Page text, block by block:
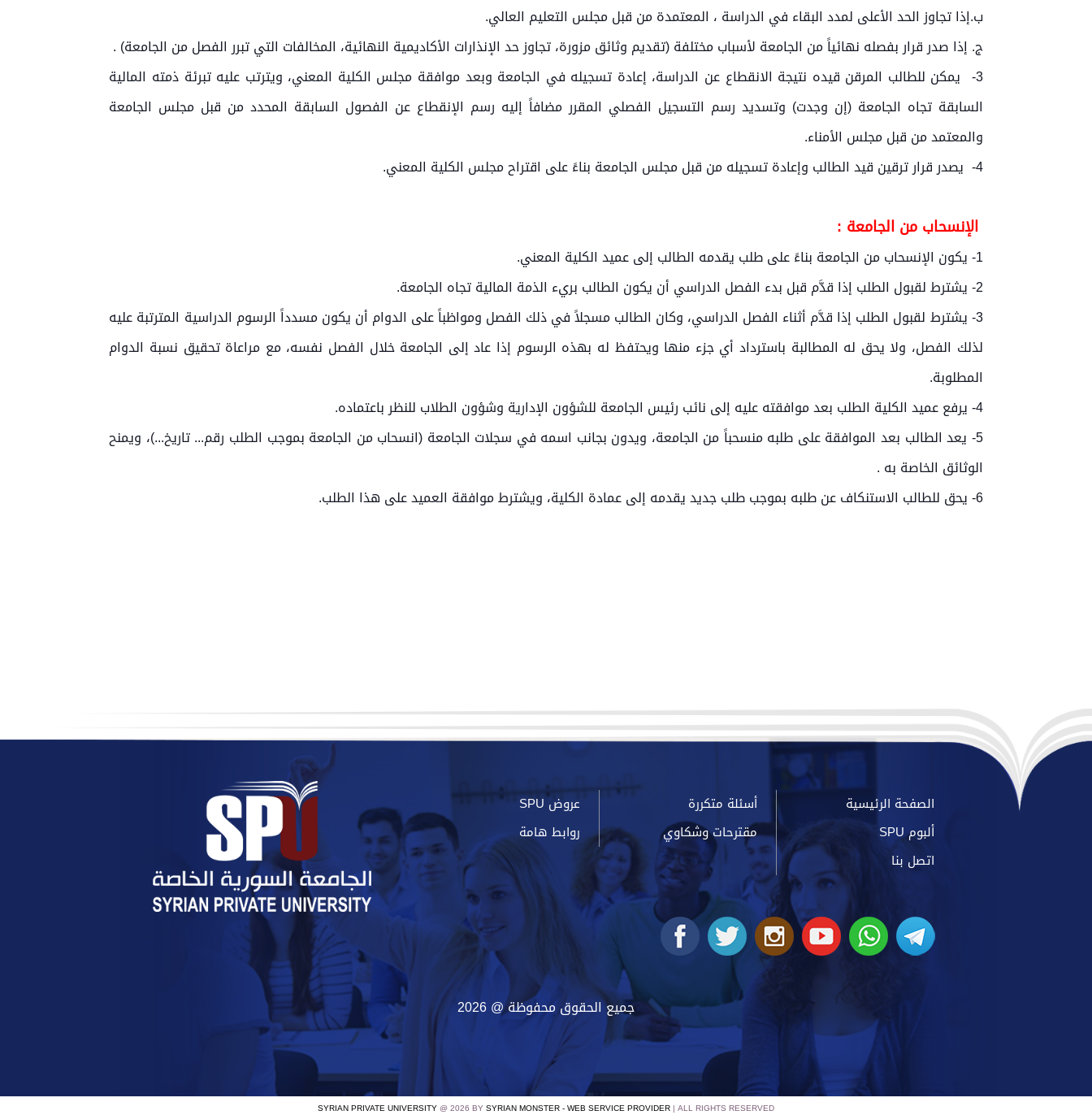
‌ب.إذا تجاوز الحد الأعلى لمدد البقاء في الدراسة ، المعتمدة من قبل مجلس التعليم العالي.
‌ج. إذا صدر قرار بفصله نهائياً من الجامعة لأسباب مختلفة (تقديم وثائق مزورة، تجاوز حد الإنذارات الأكاديمية النهائية، المخالفات التي تبرر الفصل من الجامعة) .
3- يمكن للطالب المرقن قيده نتيجة الانقطاع عن الدراسة، إعادة تسجيله في الجامعة وبعد موافقة مجلس الكلية المعني، ويترتب عليه تبرئة ذمته المالية
السابقة تجاه الجامعة (إن وجدت) وتسديد رسم التسجيل الفصلي المقرر مضافاً إليه رسم الإنقطاع عن الفصول السابقة المحدد من قبل مجلس الجامعة
والمعتمد من قبل مجلس الأمناء.
4- يصدر قرار ترقين قيد الطالب وإعادة تسجيله من قبل مجلس الجامعة بناءً على اقتراح مجلس الكلية المعني.
الإنسحاب من الجامعة :
1- يكون الإنسحاب من الجامعة بناءً على طلب يقدمه الطالب إلى عميد الكلية المعني.
2- يشترط لقبول الطلب إذا قدَّم قبل بدء الفصل الدراسي أن يكون الطالب بريء الذمة المالية تجاه الجامعة.
3- يشترط لقبول الطلب إذا قدَّم أثناء الفصل الدراسي، وكان الطالب مسجلاً في ذلك الفصل ومواظباً على الدوام أن يكون مسدداً الرسوم الدراسية المترتبة عليه
لذلك الفصل، ولا يحق له المطالبة باسترداد أي جزء منها ويحتفظ له بهذه الرسوم إذا عاد إلى الجامعة خلال الفصل نفسه، مع مراعاة تحقيق نسبة الدوام
المطلوبة.
4- يرفع عميد الكلية الطلب بعد موافقته عليه إلى نائب رئيس الجامعة للشؤون الإدارية وشؤون الطلاب للنظر باعتماده.
5- يعد الطالب بعد الموافقة على طلبه منسحباً من الجامعة، ويدون بجانب اسمه في سجلات الجامعة (انسحاب من الجامعة بموجب الطلب رقم... تاريخ...)، ويمنح
الوثائق الخاصة به .
6- يحق للطالب الاستنكاف عن طلبه بموجب طلب جديد يقدمه إلى عمادة الكلية، ويشترط موافقة العميد على هذا الطلب.
الصفحة الرئيسية أسئلة متكررة
عروض SPU
ألبوم SPU
مقترحات وشكاوي
روابط هامة
اتصل بنا
جميع الحقوق محفوظة @ 2026
SYRIAN PRIVATE UNIVERSITY@ 2026 BYSYRIAN MONSTER - WEB SERVICE PROVIDER | ALL RIGHTS RESERVED